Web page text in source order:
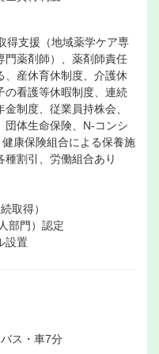
得支援（地域薬学ケア専
門薬剤師）、薬剤師責任
、産休育休制度、介護休
の看護等休暇制度、連続
制度、従業員持株会、
団体生命保険、N-コンシ
康保険組合による保養施
割引、労働組合あり
取得）
部門）認定
設置
ス・車7分